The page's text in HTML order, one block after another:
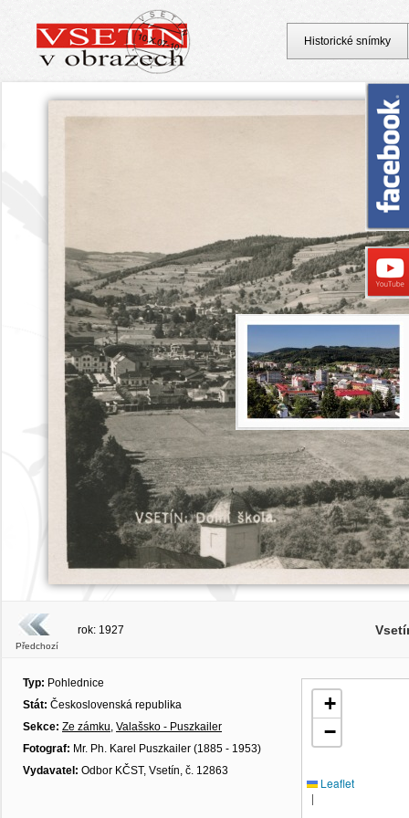
Předchozí
rok: 1927
Typ: Pohlednice
Stát: Československá republika
Sekce: Ze zámku, Valašsko - Puszkailer
Fotograf: Mr. Ph. Karel Puszkailer (1885 - 1953)
Vydavatel: Odbor KČST, Vsetín, č. 12863
+
−
Leaflet
|
Historické snímky